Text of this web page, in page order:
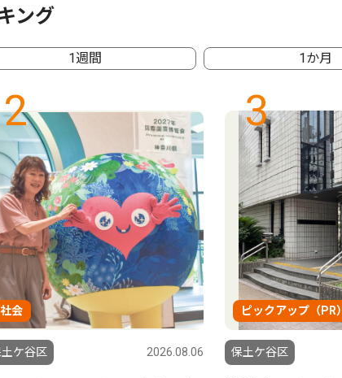
ング
1週間 1か月
2
社会
ケ谷区 2026.08.06
3
ピックアップ（PR）
保土ケ谷区